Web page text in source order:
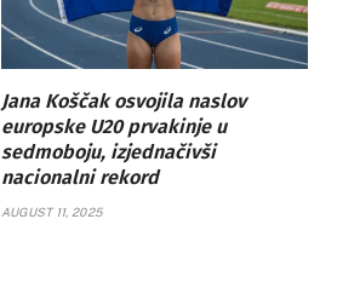
Jana Koščak osvojila naslov
europske U20 prvakinje u
sedmoboju, izjednačivši
nacionalni rekord
AUGUST 11, 2025